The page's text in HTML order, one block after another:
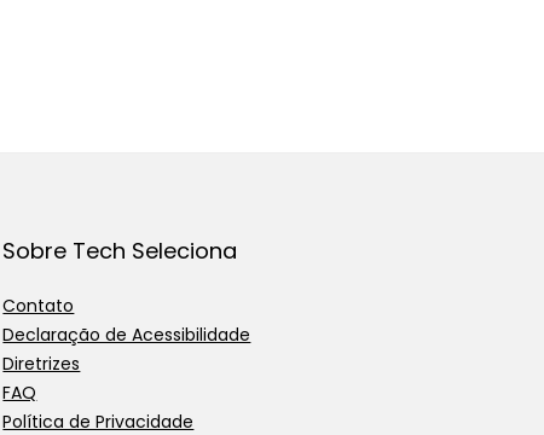
Sobre Tech Seleciona
Contato
Declaração de Acessibilidade
Diretrizes
FAQ
Política de Privacidade